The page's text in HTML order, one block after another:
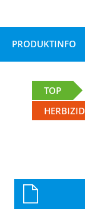
PRODUKTINFO
TOP
HERBIZID